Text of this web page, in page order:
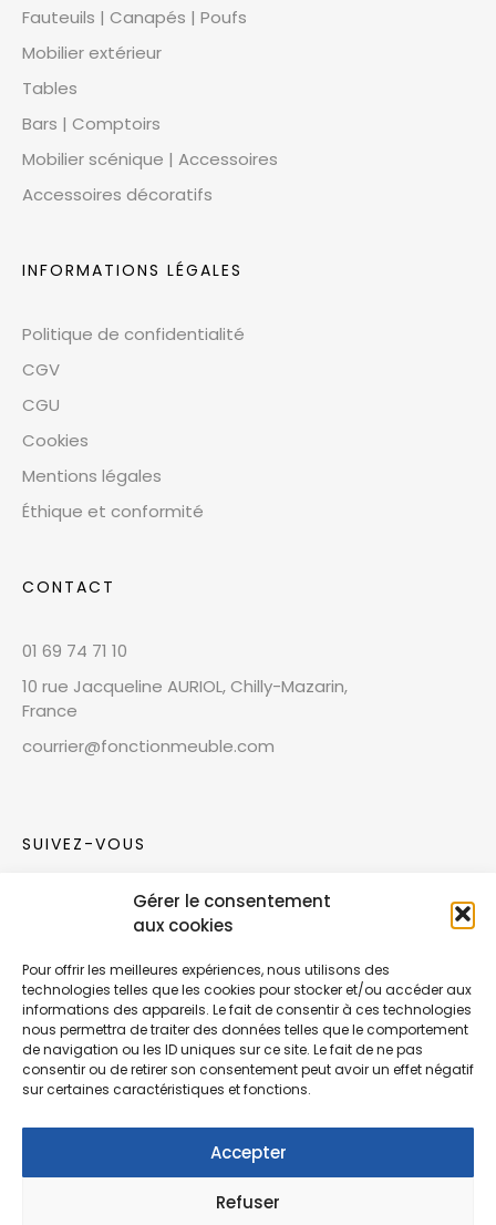
Gérer le consentement
aux cookies
Pour offrir les meilleures expériences, nous utilisons des
technologies telles que les cookies pour stocker et/ou accéder aux
informations des appareils. Le fait de consentir à ces technologies
nous permettra de traiter des données telles que le comportement
de navigation ou les ID uniques sur ce site. Le fait de ne pas
consentir ou de retirer son consentement peut avoir un effet négatif
sur certaines caractéristiques et fonctions.
Accepter
Refuser
Fauteuils | Canapés | Poufs
Mobilier extérieur
Tables
Bars | Comptoirs
Mobilier scénique | Accessoires
Accessoires décoratifs
INFORMATIONS LÉGALES
Politique de confidentialité
CGV
CGU
Cookies
Mentions légales
Éthique et conformité
CONTACT
01 69 74 71 10
10 rue Jacqueline AURIOL, Chilly-Mazarin,
France
courrier@fonctionmeuble.com
SUIVEZ-VOUS
Rejoignez notre communauté sur les réseaux
Nouvelles collections, vie de l’équipe ou
inspirations : soyez informés de nos dernières
actualités.
© Copyright Fonction Meuble